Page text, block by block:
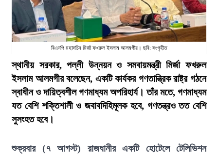
বিএনপি মহাসচিব মির্জা ফখরুল ইসলাম আলমগীর। ছবি: সংগৃহীত
স্থানীয় সরকার, পল্লী উন্নয়ন ও সমবায়মন্ত্রী মির্জা ফখরুল
ইসলাম আলমগীর বলেছেন, একটি কার্যকর গণতান্ত্রিক রাষ্ট্র গঠনে
স্বাধীন ও দায়িত্বশীল গণমাধ্যম অপরিহার্য। তাঁর মতে, গণমাধ্যম
যত বেশি শক্তিশালী ও জবাবদিহিমূলক হবে, গণতন্ত্রও তত বেশি
সুসংহত হবে।
শুক্রবার (৭ আগস্ট) রাজধানীর একটি হোটেলে টেলিভিশন